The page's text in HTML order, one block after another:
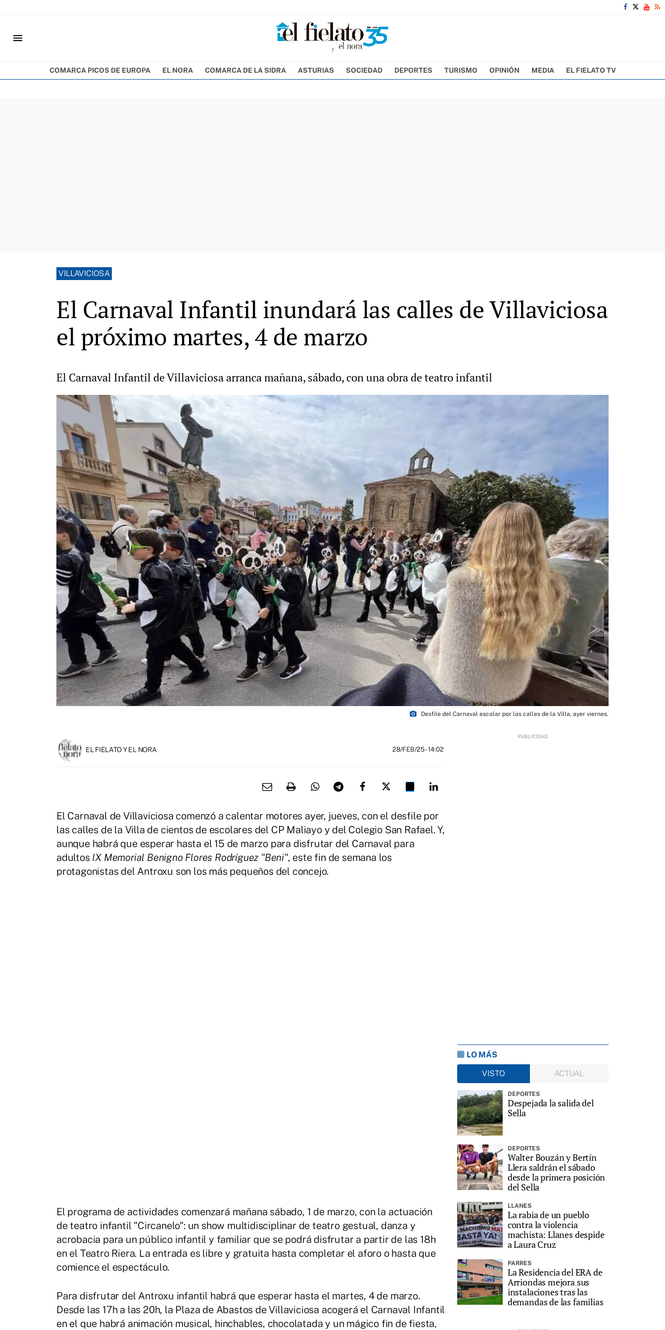
menu
COMARCA PICOS DE EUROPA EL NORA COMARCA DE LA SIDRA ASTURIAS SOCIEDAD DEPORTES TURISMO OPINIÓN MEDIA EL FIELATO TV
VILLAVICIOSA
El Carnaval Infantil inundará las calles de Villaviciosa
el próximo martes, 4 de marzo
El Carnaval Infantil de Villaviciosa arranca mañana, sábado, con una obra de teatro infantil
photo_camera Desfile del Carnaval escolar por las calles de la Villa, ayer viernes.
EL FIELATO Y EL NORA 28/FEB/25- 14:02
El Carnaval de Villaviciosa comenzó a calentar motores ayer, jueves, con el desfile por
las calles de la Villa de cientos de escolares del CP Maliayo y del Colegio San Rafael. Y,
aunque habrá que esperar hasta el 15 de marzo para disfrutar del Carnaval para
adultos IX Memorial Benigno Flores Rodríguez "Beni", este fin de semana los
protagonistas del Antroxu son los más pequeños del concejo.
El programa de actividades comenzará mañana sábado, 1 de marzo, con la actuación
de teatro infantil "Circanelo": un show multidisciplinar de teatro gestual, danza y
acrobacia para un público infantil y familiar que se podrá disfrutar a partir de las 18h
en el Teatro Riera. La entrada es libre y gratuita hasta completar el aforo o hasta que
comience el espectáculo.
Para disfrutar del Antroxu infantil habrá que esperar hasta el martes, 4 de marzo.
Desde las 17h a las 20h, la Plaza de Abastos de Villaviciosa acogerá el Carnaval Infantil
en el que habrá animación musical, hinchables, chocolatada y un mágico fin de fiesta,
LO MÁS
VISTO
ACTUAL
DEPORTES
Despejada la salida del
Sella
DEPORTES
Walter Bouzán y Bertín
Llera saldrán el sábado
desde la primera posición
del Sella
LLANES
La rabia de un pueblo
contra la violencia
machista: Llanes despide
a Laura Cruz
PARRES
La Residencia del ERA de
Arriondas mejora sus
instalaciones tras las
demandas de las familias